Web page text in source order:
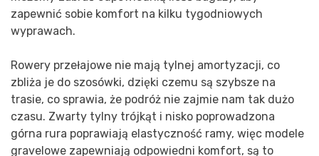
zapewnić sobie komfort na kilku tygodniowych
wyprawach.
Rowery przełajowe nie mają tylnej amortyzacji, co
zbliża je do szosówki, dzięki czemu są szybsze na
trasie, co sprawia, że podróż nie zajmie nam tak dużo
czasu. Zwarty tylny trójkąt i nisko poprowadzona
górna rura poprawiają elastyczność ramy, więc modele
gravelowe zapewniają odpowiedni komfort, są to